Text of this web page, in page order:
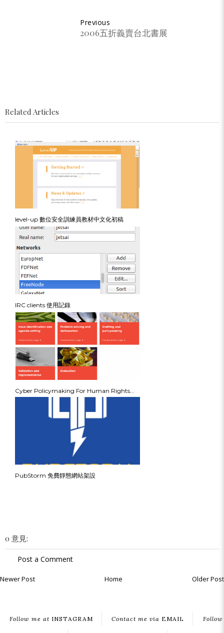
Previous
2006五折義賣台北書展
Related Articles
level-up 數位安全訓練員教材中文化初稿
IRC clients 使用記錄
Cyber Policymaking For Human Rights...
PubStorm 免費靜態網站架設
0 意見:
Post a Comment
Newer Post Older Post
Home
Follow me atINSTAGRAM Contact me via EMAIL Follow